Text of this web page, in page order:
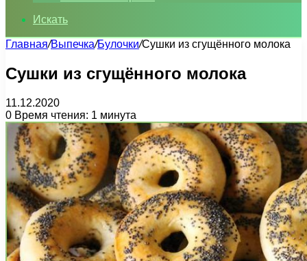
Искать
Главная/Выпечка/Булочки/Сушки из сгущённого молока
Сушки из сгущённого молока
11.12.2020
0 Время чтения: 1 минута